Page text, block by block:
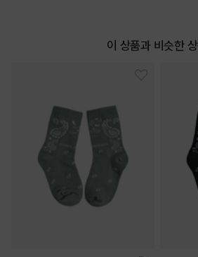
이 상품과 비슷한